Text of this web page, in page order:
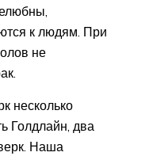
к людям. При
не
несколько
Голдлайн, два
Наша